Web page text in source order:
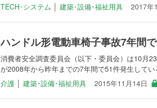
TECH･システム
建築･設備･福祉用具 2017年
ハンドル形電動車椅子事故7年間
消費者安全調査委員会（以下・委員会）は10月
が2008年から昨年までの7年間で51件発生して
介護
建築･設備･福祉用具 2015年11月14日